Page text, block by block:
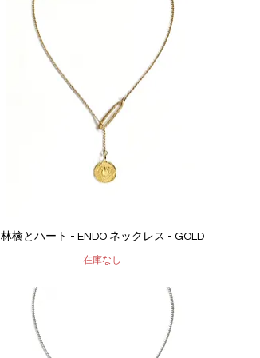
クイックビュー
林檎とハート - ENDO ネックレス - GOLD
在庫なし